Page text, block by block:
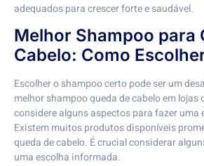
adequados para crescer forte e saudável.
Melhor Shampoo para
Cabelo: Como
Escolher o shampoo certo pode ser um
melhor shampoo queda de cabelo em lojas
considere alguns aspectos para fazer uma
Existem muitos produtos disponíveis
queda de cabelo. É crucial considerar
uma escolha informada.